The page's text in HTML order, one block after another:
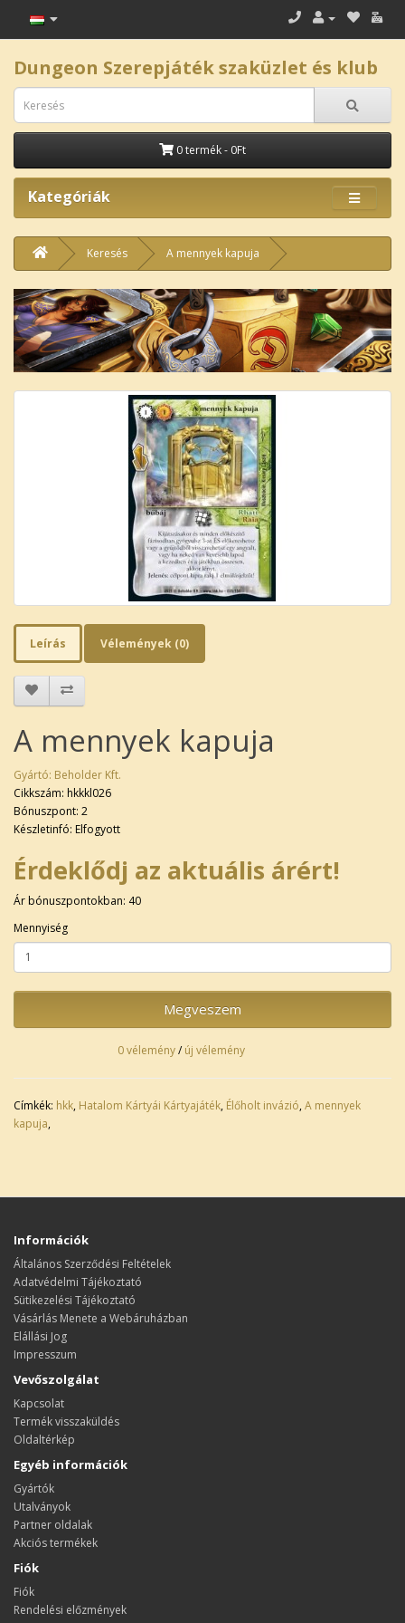
Dungeon Szerepjáték szaküzlet és klub
0 termék - 0Ft
Kategóriák
Keresés A mennyek kapuja
Leírás Vélemények (0)
A mennyek kapuja
Gyártó: Beholder Kft.
Cikkszám: hkkkl026
Bónuszpont: 2
Készletinfó: Elfogyott
Érdeklődj az aktuális árért!
Ár bónuszpontokban: 40
Mennyiség
Megveszem
0 vélemény/új vélemény
Címkék: hkk, Hatalom Kártyái Kártyajáték, Élőholt invázió,A mennyek
kapuja,
Információk
Általános Szerződési Feltételek
Adatvédelmi Tájékoztató
Sütikezelési Tájékoztató
Vásárlás Menete a Webáruházban
Elállási Jog
Impresszum
Vevőszolgálat
Kapcsolat
Termék visszaküldés
Oldaltérkép
Egyéb információk
Gyártók
Utalványok
Partner oldalak
Akciós termékek
Fiók
Fiók
Rendelési előzmények